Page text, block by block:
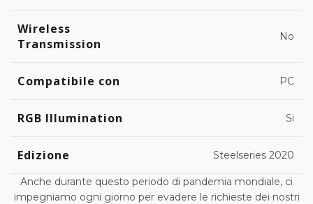
Wireless
Transmission
No
Compatibile con PC
RGB Illumination Si
Edizione Steelseries 2020
Anche durante questo periodo di pandemia mondiale, ci
impegniamo ogni giorno per evadere le richieste dei nostri